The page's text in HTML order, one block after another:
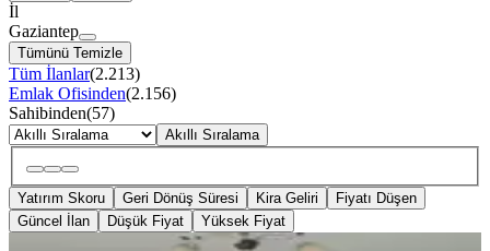
İl
Gaziantep
Tümünü Temizle
Tüm İlanlar(2.213)
Emlak Ofisinden(2.156)
Sahibinden(57)
Akıllı Sıralama
Yatırım Skoru Geri Dönüş Süresi Kira Geliri
Fiyatı Düşen
Güncel İlan
Düşük Fiyat Yüksek Fiyat